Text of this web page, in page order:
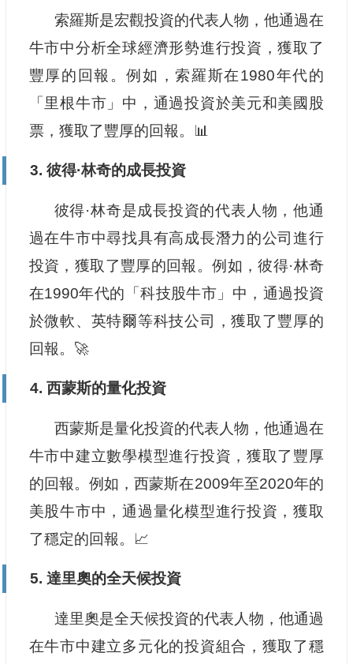
索羅斯是宏觀投資的代表人物，他通過在
牛市中分析全球經濟形勢進行投資，獲取了
豐厚的回報。例如，索羅斯在1980年代的
「里根牛市」中，通過投資於美元和美國股
票，獲取了豐厚的回報。📊
3. 彼得·林奇的成長投資
彼得·林奇是成長投資的代表人物，他通
過在牛市中尋找具有高成長潛力的公司進行
投資，獲取了豐厚的回報。例如，彼得·林奇
在1990年代的「科技股牛市」中，通過投資
於微軟、英特爾等科技公司，獲取了豐厚的
回報。🚀
4. 西蒙斯的量化投資
西蒙斯是量化投資的代表人物，他通過在
牛市中建立數學模型進行投資，獲取了豐厚
的回報。例如，西蒙斯在2009年至2020年的
美股牛市中，通過量化模型進行投資，獲取
了穩定的回報。📈
5. 達里奧的全天候投資
達里奧是全天候投資的代表人物，他通過
在牛市中建立多元化的投資組合，獲取了穩